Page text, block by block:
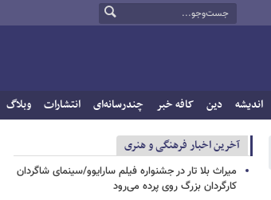
اندیشه دین کافه خبر چندرسانه‌ای انتشارات وبلاگ
آخرین اخبار فرهنگی و هنری
میراث بلا تار در جشنواره فیلم سارایوو/سینمای شاگردان
کارگردان بزرگ روی پرده می‌رود